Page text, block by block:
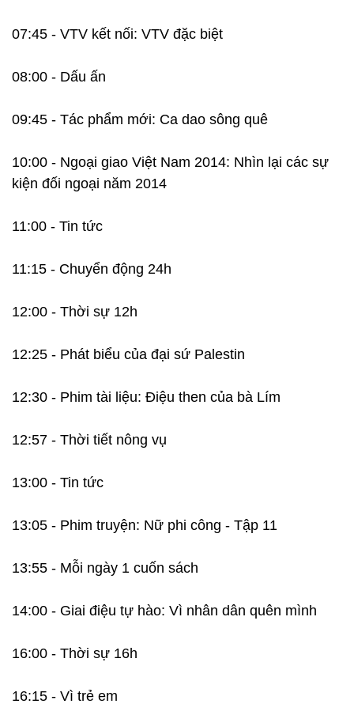
07:45 - VTV kết nối: VTV đặc biệt
08:00 - Dấu ấn
09:45 - Tác phẩm mới: Ca dao sông quê
10:00 - Ngoại giao Việt Nam 2014: Nhìn lại các sự
kiện đối ngoại năm 2014
11:00 - Tin tức
11:15 - Chuyển động 24h
12:00 - Thời sự 12h
12:25 - Phát biểu của đại sứ Palestin
12:30 - Phim tài liệu: Điệu then của bà Lím
12:57 - Thời tiết nông vụ
13:00 - Tin tức
13:05 - Phim truyện: Nữ phi công - Tập 11
13:55 - Mỗi ngày 1 cuốn sách
14:00 - Giai điệu tự hào: Vì nhân dân quên mình
16:00 - Thời sự 16h
16:15 - Vì trẻ em